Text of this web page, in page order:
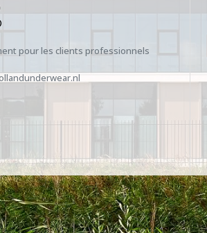
pour les clients professionnels